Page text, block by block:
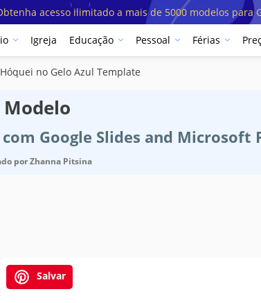
acesso ilimitado a mais de 5000 modelos para
Igreja Educação Pessoal Férias
Hóquei no Gelo Azul Template
Google Slides and Microsoft
porZhanna Pitsina
Salvar